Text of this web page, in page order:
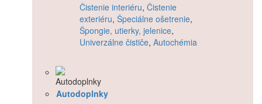
Čistenie interiéru, Čistenie
exteriéru, Špeciálne ošetrenie,
Špongie, utierky, jelenice,
Univerzálne čističe, Autochémia
Autodoplnky